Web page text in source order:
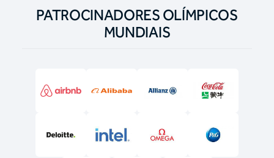
PATROCINADORES OLÍMPICOS
MUNDIAIS